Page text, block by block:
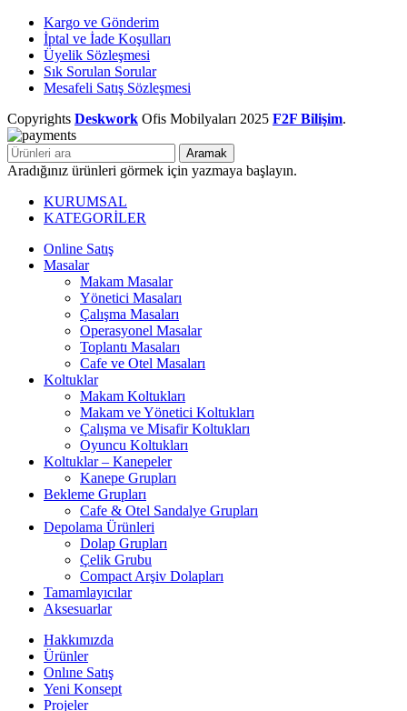
Kargo ve Gönderim
İptal ve İade Koşulları
Üyelik Sözleşmesi
Sık Sorulan Sorular
Mesafeli Satış Sözleşmesi
Copyrights Deskwork Ofis Mobilyaları 2025 F2F Bilişim.
Aramak
Aradığınız ürünleri görmek için yazmaya başlayın.
KURUMSAL
KATEGORİLER
Online Satış
Masalar
Makam Masalar
Yönetici Masaları
Çalışma Masaları
Operasyonel Masalar
Toplantı Masaları
Cafe ve Otel Masaları
Koltuklar
Makam Koltukları
Makam ve Yönetici Koltukları
Çalışma ve Misafir Koltukları
Oyuncu Koltukları
Koltuklar – Kanepeler
Kanepe Grupları
Bekleme Grupları
Cafe & Otel Sandalye Grupları
Depolama Ürünleri
Dolap Grupları
Çelik Grubu
Compact Arşiv Dolapları
Tamamlayıcılar
Aksesuarlar
Hakkımızda
Ürünler
Onlıne Satış
Yeni Konsept
Projeler